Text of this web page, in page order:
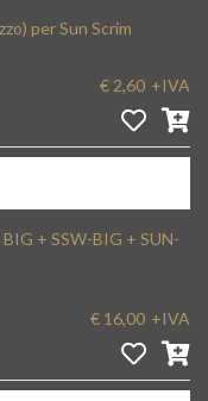
per Sun Scrim
€ 2,60 +IVA
+ SSW-BIG + SUN-
€ 16,00 +IVA